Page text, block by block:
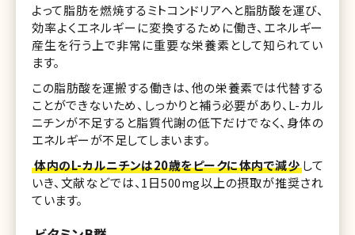
よって脂肪を燃焼するミトコンドリアへと脂肪酸を運び、
効率よくエネルギーに変換するために働き、エネルギー
産生を行う上で非常に重要な栄養素として知られてい
ます。
この脂肪酸を運搬する働きは、他の栄養素では代替する
ことができないため、しっかりと補う必要があり、L-カル
ニチンが不足すると脂質代謝の低下だけでなく、身体の
エネルギーが不足してしまいます。
体内のL-カルニチンは20歳をピークに体内で減少 して
いき、文献などでは、1日500mg以上の摂取が推奨され
ています。